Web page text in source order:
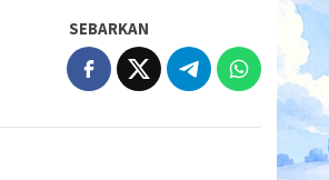
SEBARKAN